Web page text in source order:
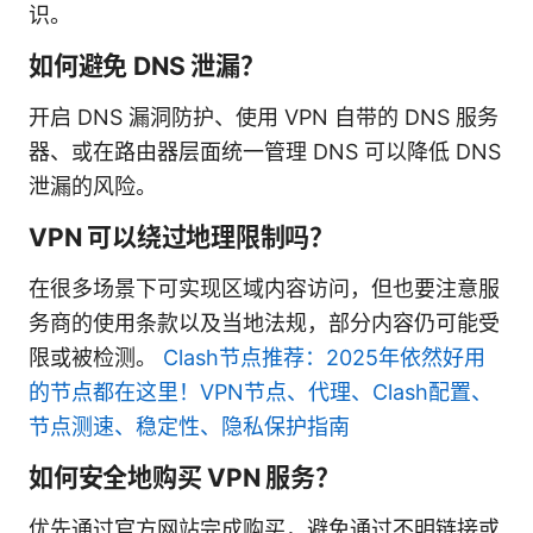
识。
如何避免 DNS 泄漏？
开启 DNS 漏洞防护、使用 VPN 自带的 DNS 服务
器、或在路由器层面统一管理 DNS 可以降低 DNS
泄漏的风险。
VPN 可以绕过地理限制吗？
在很多场景下可实现区域内容访问，但也要注意服
务商的使用条款以及当地法规，部分内容仍可能受
限或被检测。 Clash节点推荐：2025年依然好用
的节点都在这里！VPN节点、代理、Clash配置、
节点测速、稳定性、隐私保护指南
如何安全地购买 VPN 服务？